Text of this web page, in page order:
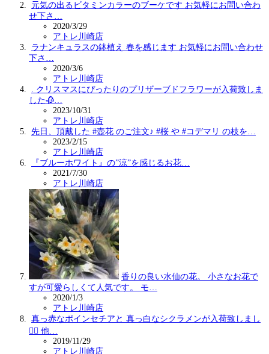
元気の出るビタミンカラーのブーケです️ お気軽にお問い合わ
せ下さ…
2020/3/29
アトレ川崎店
ラナンキュラスの鉢植え 春を感じます️ お気軽にお問い合わせ
下さ…
2020/3/6
アトレ川崎店
. クリスマスにぴったりのプリザーブドフラワーが入荷致しま
した🥀…
2023/10/31
アトレ川崎店
先日、頂戴した #壺花 のご注文♪ #桜 や #コデマリ の枝を…
2023/2/15
アトレ川崎店
『ブルー️ホワイト』の”涼”を感じるお花…
2021/7/30
アトレ川崎店
香りの良い水仙の花。 小さなお花で
すが可愛らしくて人気です。 モ…
2020/1/3
アトレ川崎店
真っ赤なポインセチアと 真っ白なシクラメンが入荷致しまし
た🏻 他…
2019/11/29
アトレ川崎店